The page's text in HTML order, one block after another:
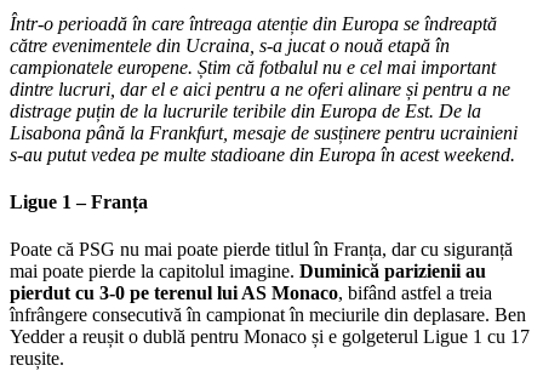
Într-o perioadă în care întreaga atenție din Europa se îndreaptă
către evenimentele din Ucraina, s-a jucat o nouă etapă în
campionatele europene. Știm că fotbalul nu e cel mai important
dintre lucruri, dar el e aici pentru a ne oferi alinare și pentru a ne
distrage puțin de la lucrurile teribile din Europa de Est. De la
Lisabona până la Frankfurt, mesaje de susținere pentru ucrainieni
s-au putut vedea pe multe stadioane din Europa în acest weekend.
Ligue 1 – Franța
Poate că PSG nu mai poate pierde titlul în Franța, dar cu siguranță
mai poate pierde la capitolul imagine. Duminică parizienii au
pierdut cu 3-0 pe terenul lui AS Monaco, bifând astfel a treia
înfrângere consecutivă în campionat în meciurile din deplasare. Ben
Yedder a reușit o dublă pentru Monaco și e golgeterul Ligue 1 cu 17
reușite.